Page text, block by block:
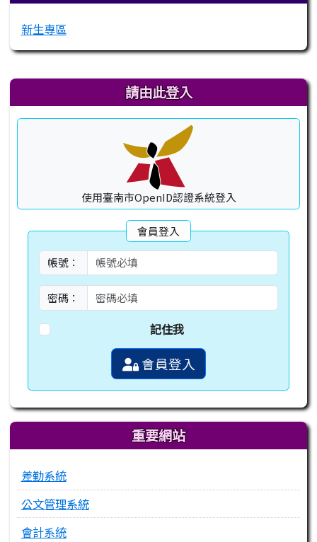
新生專區
右邊區域內容 請由此登入
使用臺南市OpenID認證系統登入
會員登入
帳號：
密碼：
記住我
會員登入
重要網站
差勤系統
公文管理系統
會計系統